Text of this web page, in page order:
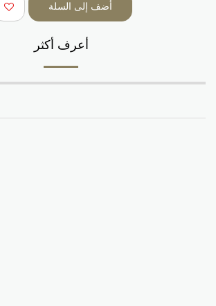
أضف إلى السلة
أعرف أكثر